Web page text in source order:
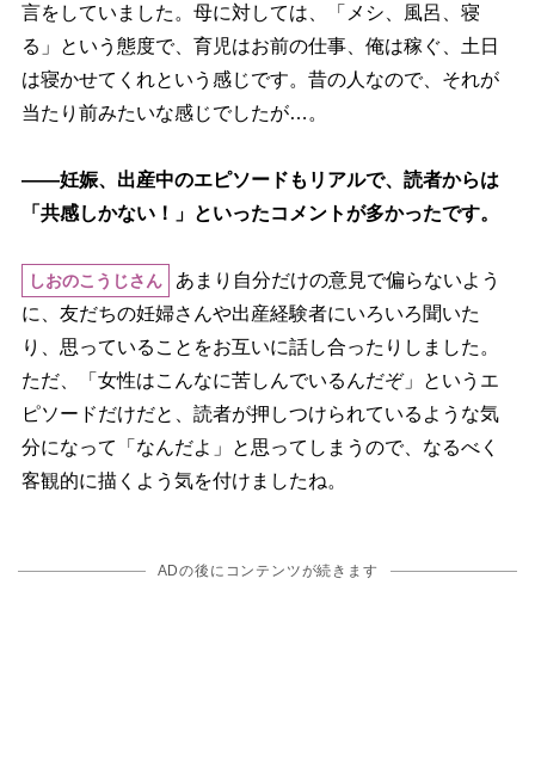
言をしていました。母に対しては、「メシ、風呂、寝
る」という態度で、育児はお前の仕事、俺は稼ぐ、土日
は寝かせてくれという感じです。昔の人なので、それが
当たり前みたいな感じでしたが…。
――妊娠、出産中のエピソードもリアルで、読者からは
「共感しかない！」といったコメントが多かったです。
しおのこうじさん
あまり自分だけの意見で偏らないよう
に、友だちの妊婦さんや出産経験者にいろいろ聞いた
り、思っていることをお互いに話し合ったりしました。
ただ、「女性はこんなに苦しんでいるんだぞ」というエ
ピソードだけだと、読者が押しつけられているような気
分になって「なんだよ」と思ってしまうので、なるべく
客観的に描くよう気を付けましたね。
ADの後にコンテンツが続きます